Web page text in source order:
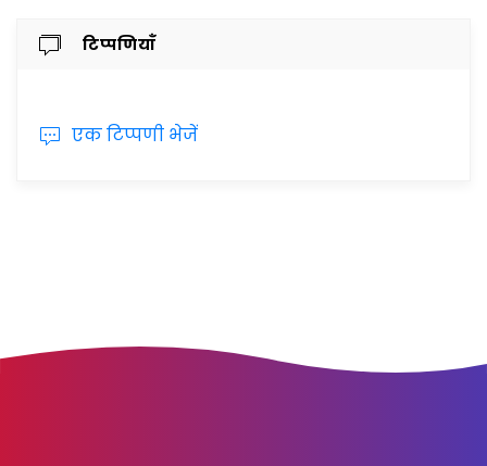
टिप्पणियाँ
एक टिप्पणी भेजें